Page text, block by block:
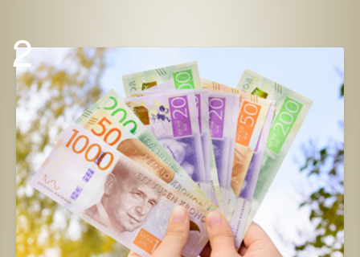
2